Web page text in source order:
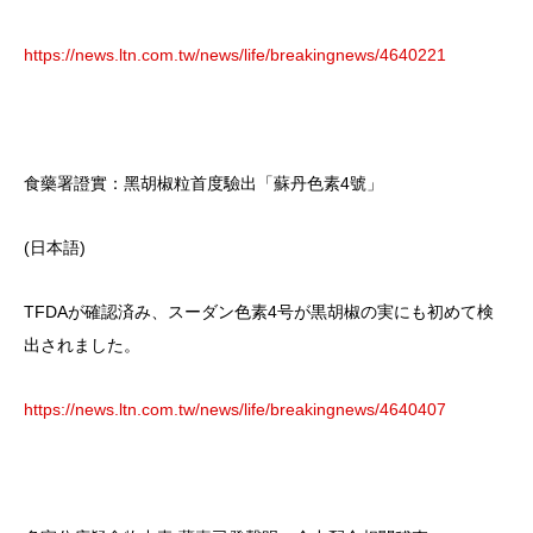
https://news.ltn.com.tw/news/life/breakingnews/4640221
食藥署證實：黑胡椒粒首度驗出「蘇丹色素4號」
(日本語)
TFDAが確認済み、スーダン色素4号が黒胡椒の実にも初めて検
出されました。
https://news.ltn.com.tw/news/life/breakingnews/4640407